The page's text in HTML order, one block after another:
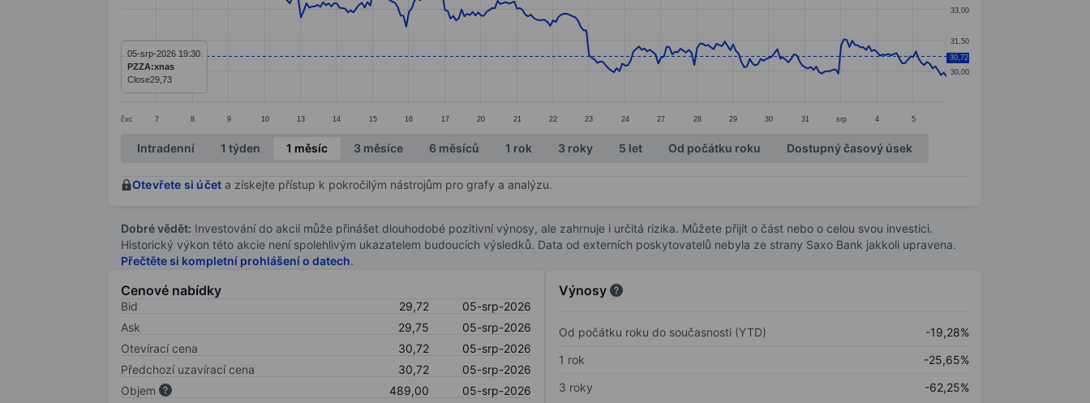
The chart has 1 X axis displaying categories.
The chart has 1 Y axis displaying values. Data ranges from 29.73 to 35.62.
čvc 7 8 9 10 13 14 15 16 17 20 21 22 23 24 27 28 29 30 31 srp 4 5
30,00
31,50
33,00
30,72
05-srp-2026 19:30
PZZA:xnas
Close29,73
End of interactive chart.
Intradenní 1 týden 1 měsíc 3 měsíce 6 měsíců 1 rok 3 roky 5 let Od počátku roku Dostupný časový úsek
Otevřete si účet a získejte přístup k pokročilým nástrojům pro grafy a analýzu.
Dobré vědět: Investování do akcií může přinášet dlouhodobé pozitivní výnosy, ale zahrnuje i určitá rizika. Můžete přijít o část nebo o celou svou investici.
Historický výkon této akcie není spolehlivým ukazatelem budoucích výsledků. Data od externích poskytovatelů nebyla ze strany Saxo Bank jakkoli upravena.
Přečtěte si kompletní prohlášení o datech.
Cenové nabídky
Bid 29,72
05-srp-2026
Ask
29,75
05-srp-2026
Otevírací cena
30,72
05-srp-2026
Předchozí uzavírací cena
30,72
05-srp-2026
Objem
489,00
05-srp-2026
Výnosy
Od počátku roku do současnosti (YTD)
-19,28%
1 rok
-25,65%
3 roky
-62,25%